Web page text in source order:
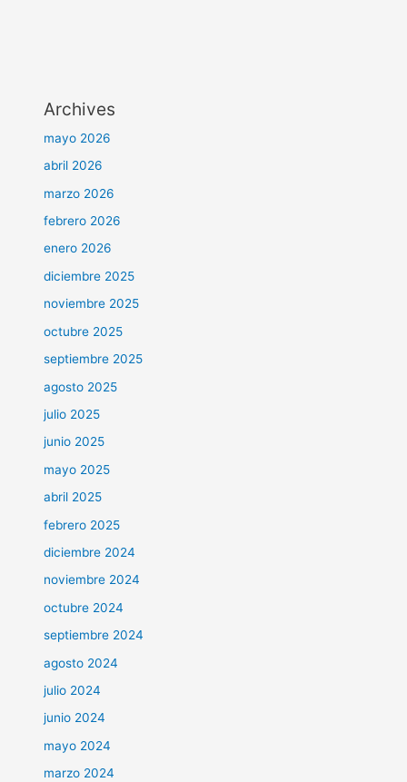
Archives
mayo 2026
abril 2026
marzo 2026
febrero 2026
enero 2026
diciembre 2025
noviembre 2025
octubre 2025
septiembre 2025
agosto 2025
julio 2025
junio 2025
mayo 2025
abril 2025
febrero 2025
diciembre 2024
noviembre 2024
octubre 2024
septiembre 2024
agosto 2024
julio 2024
junio 2024
mayo 2024
marzo 2024